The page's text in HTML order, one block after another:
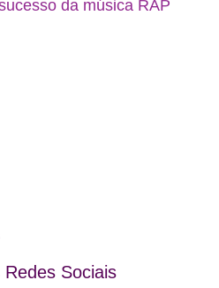
da música RAP
Sociais